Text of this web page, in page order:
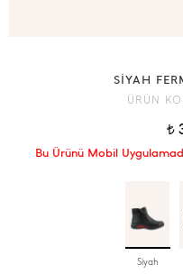
SİYAH
ÜRÜN
t
Bu Ürünü Mobil
Siyah